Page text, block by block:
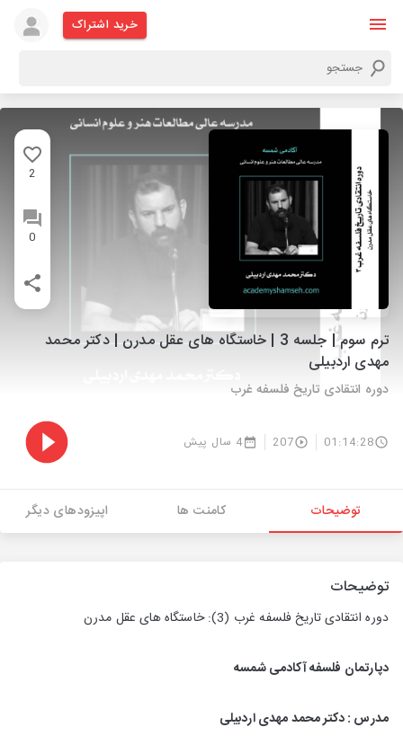
خرید اشتراک
2
0
ترم سوم | جلسه 3 | خاستگاه های عقل مدرن | دکتر محمد
مهدی اردبیلی
دوره انتقادی تاریخ فلسفه غرب
01:14:28
207 4 سال پیش
توضیحات کامنت ها اپیزودهای دیگر
توضیحات
دوره انتقادی تاريخ فلسفه غرب (3): خاستگاه های عقل مدرن
دپارتمان فلسفه آکادمی شمسه
مدرس : دکتر محمد مهدی اردبیلی